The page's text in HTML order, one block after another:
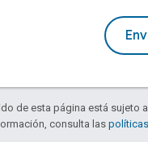
de esta página está sujeto
consulta las